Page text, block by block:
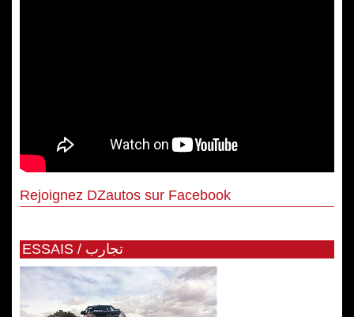
Rejoignez DZautos sur Facebook
ESSAIS / تجارب